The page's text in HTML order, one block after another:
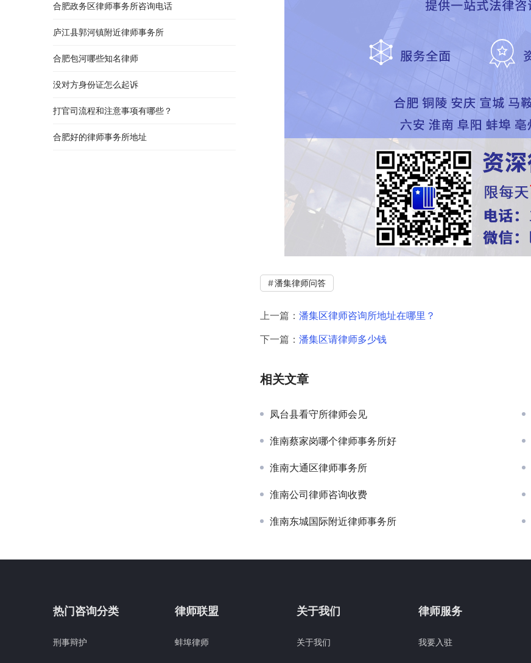
潘集律师问答
上一篇： 潘集区律师咨询所地址在哪里？
下一篇： 潘集区请律师多少钱
相关文章
凤台县看守所律师会见
淮南蔡家岗哪个律师事务所好
淮南大通区律师事务所
淮南公司律师咨询收费
淮南东城国际附近律师事务所
合肥政务区律师事务所咨询电话
庐江县郭河镇附近律师事务所
合肥包河哪些知名律师
没对方身份证怎么起诉
打官司流程和注意事项有哪些？
合肥好的律师事务所地址
热门咨询分类
刑事辩护
律师联盟
蚌埠律师
关于我们
关于我们
律师服务
我要入驻